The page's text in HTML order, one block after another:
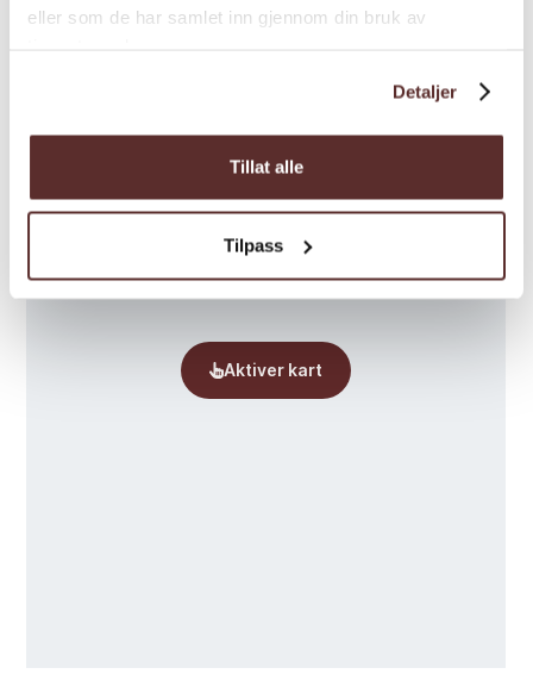
eller som de har samlet inn gjennom din bruk av
Detaljer
Tillat alle
Tilpass
Kart